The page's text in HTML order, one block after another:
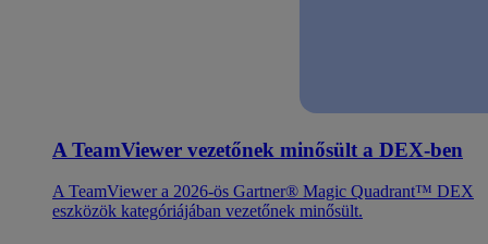
A TeamViewer vezetőnek minősült a DEX-ben
A TeamViewer a 2026-ös Gartner® Magic Quadrant™ DEX
eszközök kategóriájában vezetőnek minősült.